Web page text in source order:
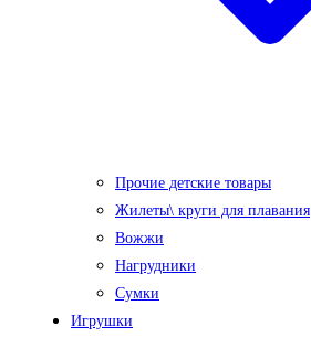
Прочие детские товары
Жилеты\ круги для плавания
Вожжи
Нагрудники
Сумки
Игрушки